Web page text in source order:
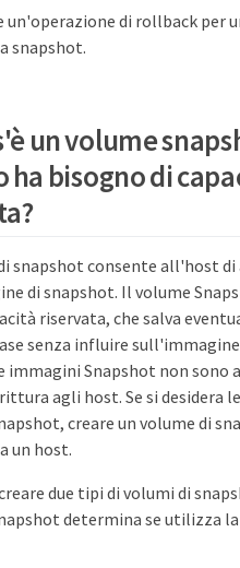
un'operazione di rollback per
snapshot.
un volume
ha bisogno di
snapshot consente all'host di
di snapshot. Il volume
riservata, che salva
senza influire
immagini Snapshot non sono
agli host. Se si desidera
creare un volume di
un host.
due tipi di volumi di
determina se utilizza